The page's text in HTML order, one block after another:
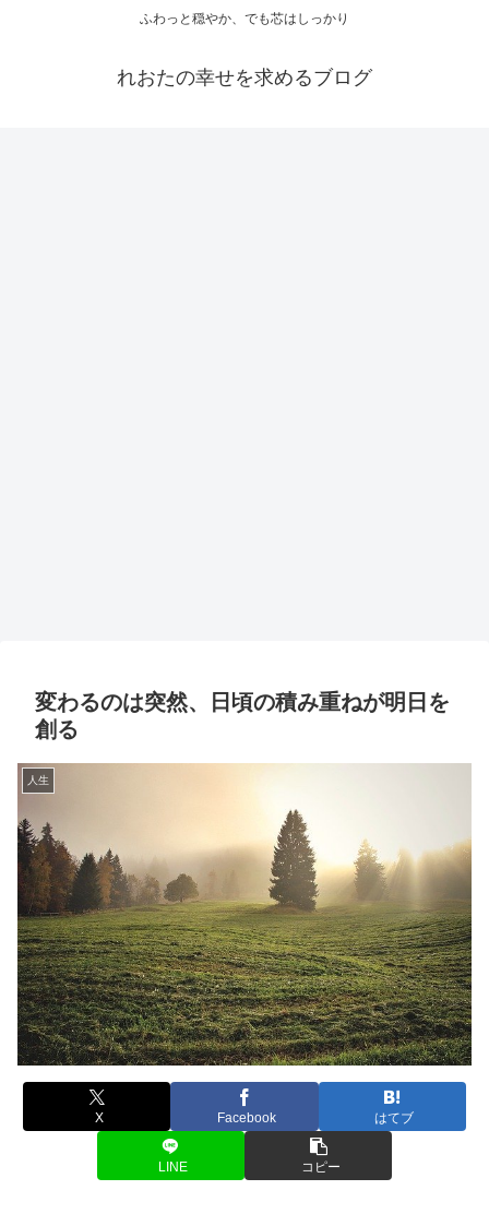
ふわっと穏やか、でも芯はしっかり
れおたの幸せを求めるブログ
変わるのは突然、日頃の積み重ねが明日を
創る
人生
X Facebook はてブ
LINE コピー